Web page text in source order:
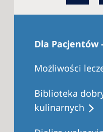
Dla Pacjentów
Możliwości
Biblioteka
kulinarnych